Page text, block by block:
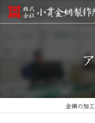
金網の加